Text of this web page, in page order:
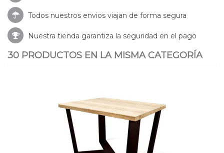
Todos nuestros envios viajan de forma segura
Nuestra tienda garantiza la seguridad en el pago
30 PRODUCTOS EN LA MISMA CATEGORÍA